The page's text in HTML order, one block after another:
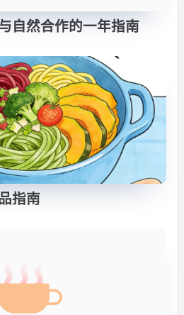
自然合作的一年指南
指南